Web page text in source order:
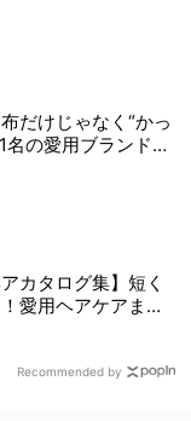
だけじゃなく“かっ
名の愛用ブランド
カタログ集】短く
愛用ヘアケアまで
Recommended by